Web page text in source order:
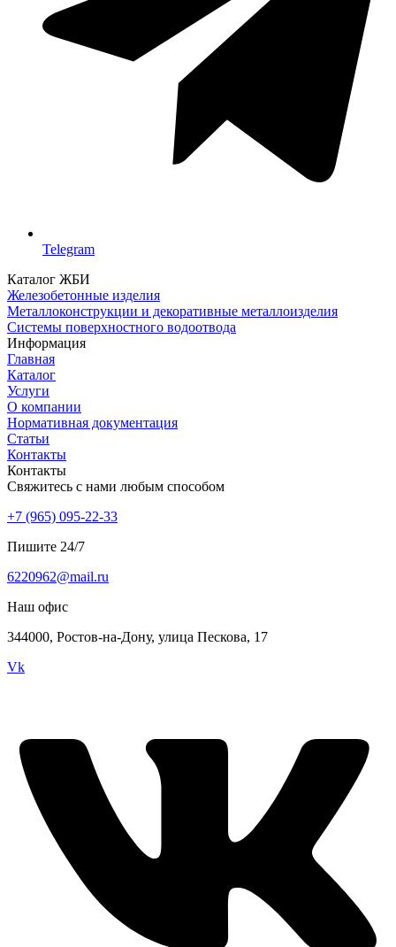
Telegram
Каталог ЖБИ
Железобетонные изделия
Металлоконструкции и декоративные металлоизделия
Системы поверхностного водоотвода
Информация
Главная
Каталог
Услуги
О компании
Нормативная документация
Статьи
Контакты
Контакты
Свяжитесь с нами любым способом
+7 (965) 095-22-33
Пишите 24/7
6220962@mail.ru
Наш офис
344000, Ростов-на-Дону, улица Пескова, 17
Vk